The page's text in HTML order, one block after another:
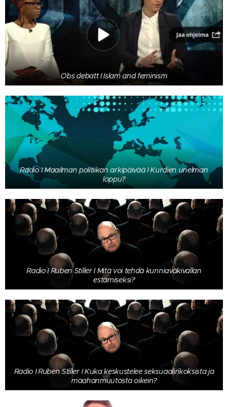
Obs debatt I Islam and feminism
Radio I Maailman politiikan arkipäivää I Kurdien unelman
loppu?
Radio I Ruben Stiller I Mitä voi tehdä kunniaväkivallan
estämiseksi?
Radio I Ruben Stiller I Kuka keskustelee seksuaalirikoksista ja
maahanmuutosta oikein?